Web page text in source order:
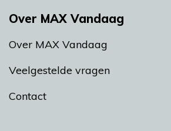
Over MAX Vandaag
Over MAX Vandaag
Veelgestelde vragen
Contact